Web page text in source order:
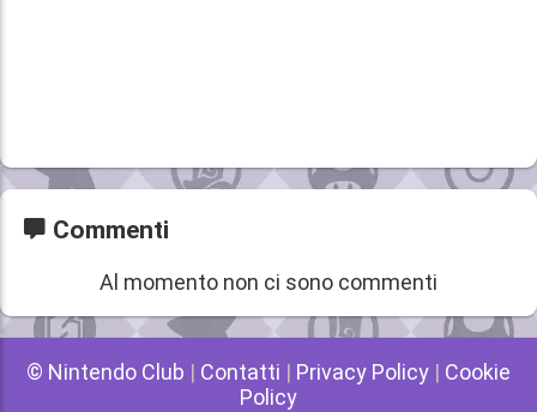
Commenti
Al momento non ci sono commenti
© Nintendo Club | Contatti | Privacy Policy | Cookie
Policy